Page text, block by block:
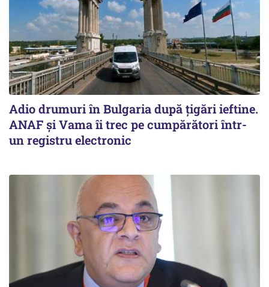
Adio drumuri în Bulgaria după țigări ieftine.
ANAF și Vama îi trec pe cumpărători într-
un registru electronic